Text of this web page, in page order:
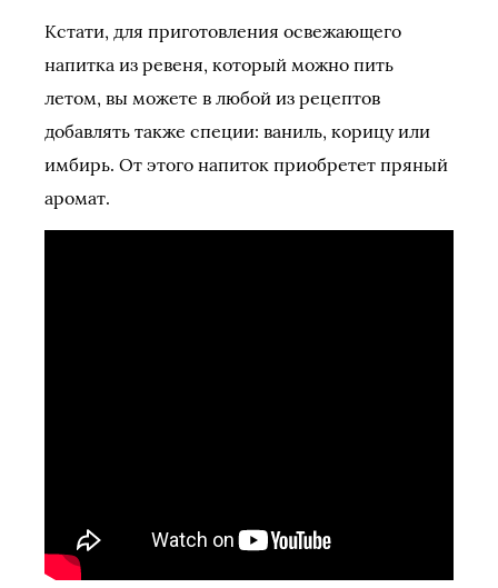
Кстати, для приготовления освежающего
напитка из ревеня, который можно пить
летом, вы можете в любой из рецептов
добавлять также специи: ваниль, корицу или
имбирь. От этого напиток приобретет пряный
аромат.